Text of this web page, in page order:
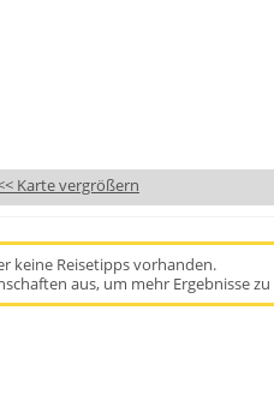
Karte vergrößern
keine Reisetipps vorhanden.
aus, um mehr Ergebnisse